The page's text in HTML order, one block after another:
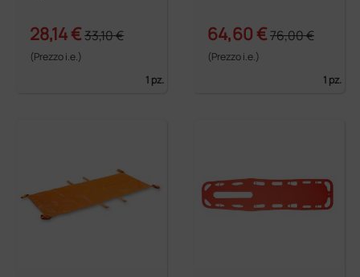
28,14 €33,10 €
(Prezzo i.e.)
1 pz.
64,60 €76,00 €
(Prezzo i.e.)
1 pz.